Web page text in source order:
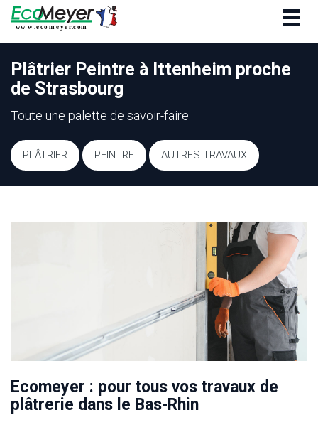
Plâtrier Peintre à Ittenheim proche
de Strasbourg
Toute une palette de savoir-faire
PLÂTRIER PEINTRE AUTRES TRAVAUX
Ecomeyer : pour tous vos travaux de
plâtrerie dans le Bas-Rhin